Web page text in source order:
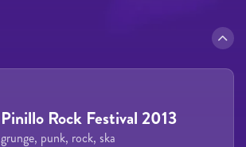
Pinillo Rock Festival 2013
grunge, punk, rock, ska